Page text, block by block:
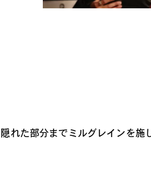
れた部分までミルグレインを施